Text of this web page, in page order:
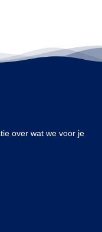
over wat we voor je